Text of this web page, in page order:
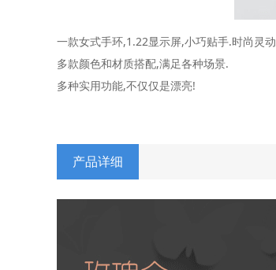
一款女式手环,1.22显示屏,小巧贴手.时尚灵动
多款颜色和材质搭配,满足各种场景.
多种实用功能,不仅仅是漂亮!
产品详细